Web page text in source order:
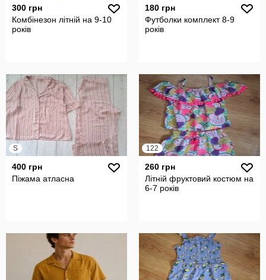
300 грн
Комбінезон літній на 9-10
років
180 грн
Футболки комплект 8-9
років
S
400 грн
Піжама атласна
122
260 грн
Літній фруктовий костюм на
6-7 років